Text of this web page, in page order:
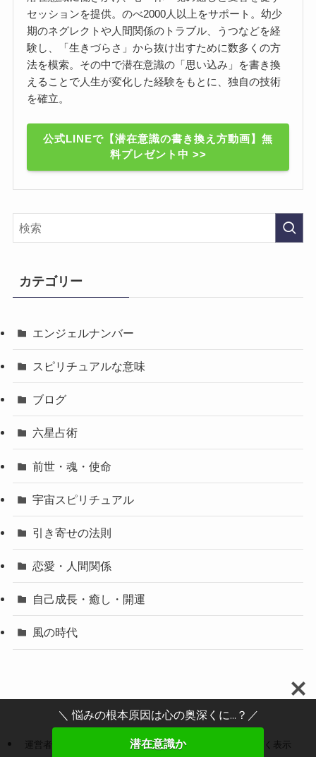
セッションを提供。のべ2000人以上をサポート。幼少
期のネグレクトや人間関係のトラブル、うつなどを経
験し、「生きづらさ」から抜け出すために数多くの方
法を模索。その中で潜在意識の「思い込み」を書き換
えることで人生が変化した経験をもとに、独自の技術
を確立。
公式LINEで【潜在意識の書き換え方動画】無
料プレゼント中 >>
カテゴリー
エンジェルナンバー
スピリチュアルな意味
ブログ
六星占術
前世・魂・使命
宇宙スピリチュアル
引き寄せの法則
恋愛・人間関係
自己成長・癒し・開運
風の時代
運営者情報 プライバシーポリシー 特定商取引法に基づく表示
＼ 悩みの根本原因は心の奥深くに...？／
潜在意識か